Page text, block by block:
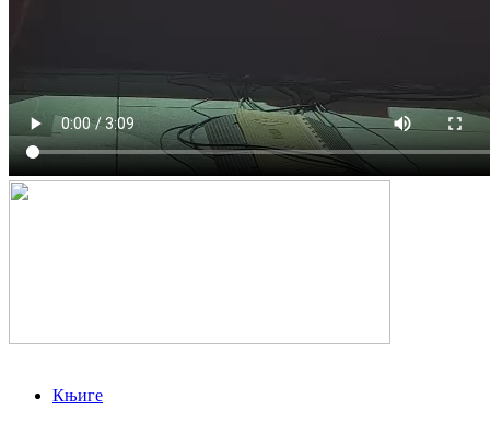
Књиге